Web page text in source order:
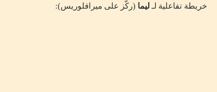
خريطة تفاعلية لـ ليما (ركّز على ميرافلوريس):